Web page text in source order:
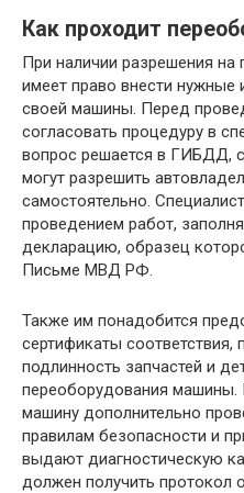
Как проходит
При наличии разрешения на
имеет право внести нужные
своей машины. Перед
согласовать процедуру в
вопрос решается в ГИБДД,
могут разрешить
самостоятельно.
проведением работ,
декларацию, образец
Письме МВД РФ.
Также им понадобится
сертификаты
подлинность запчастей и
переоборудования машины.
машину дополнительно
правилам безопасности и
выдают диагностическую
должен получить протокол